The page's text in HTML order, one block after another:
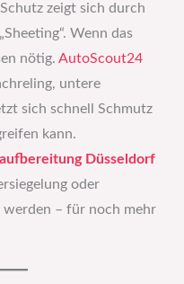
zeigt sich durch
Wenn das
nötig. AutoScout24
untere
sich schnell Schmutz
kann.
Düsseldorf
oder
werden – für noch mehr